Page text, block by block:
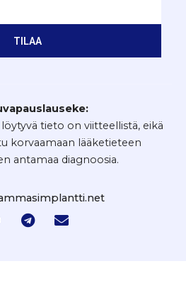
TILAA
tieto on viitteellistä, eikä
korvaamaan lääketieteen
antamaa diagnoosia.